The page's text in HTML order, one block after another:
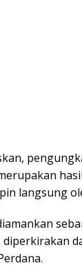
langsung